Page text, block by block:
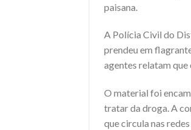
paisana.
A Polícia Civil do
prendeu em
agentes relatam
O material foi
tratar da droga. A
que circula nas